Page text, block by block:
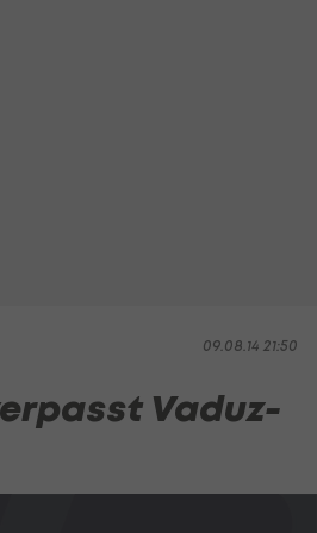
09.08.14 21:50
Vaduz-